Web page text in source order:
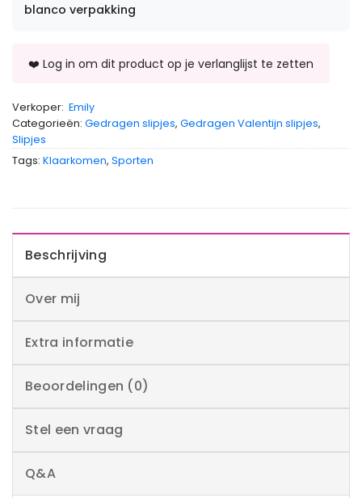
blanco verpakking
Verkoper: Emily
Categorieën: Gedragen slipjes, Gedragen Valentijn slipjes,
Slipjes
Tags: Klaarkomen, Sporten
Beschrijving
Over mij
Extra informatie
Beoordelingen (0)
Stel een vraag
Q&A